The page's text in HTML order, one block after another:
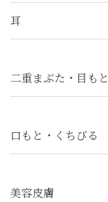
耳
二重まぶた・目もと
口もと・くちびる
美容皮膚